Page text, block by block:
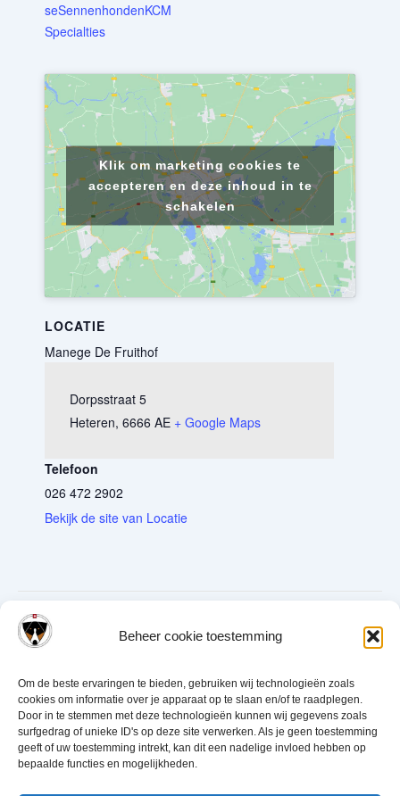
Beheer cookie toestemming
Om de beste ervaringen te bieden, gebruiken wij technologieën zoals
cookies om informatie over je apparaat op te slaan en/of te raadplegen.
Door in te stemmen met deze technologieën kunnen wij gegevens zoals
surfgedrag of unieke ID's op deze site verwerken. Als je geen toestemming
geeft of uw toestemming intrekt, kan dit een nadelige invloed hebben op
bepaalde functies en mogelijkheden.
seSennenhondenKCM
Specialties
LOCATIE
Manege De Fruithof
Dorpsstraat 5
Heteren, 6666 AE + Google Maps
Telefoon
026 472 2902
Bekijk de site van Locatie
Klik om marketing cookies te
accepteren en deze inhoud in te
schakelen
12-04-2026 Jonge Honden Dag
Disclaimer Privacy verklaring Cookiebeleid (EU) Links